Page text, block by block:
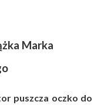
Marka
puszcza oczko do